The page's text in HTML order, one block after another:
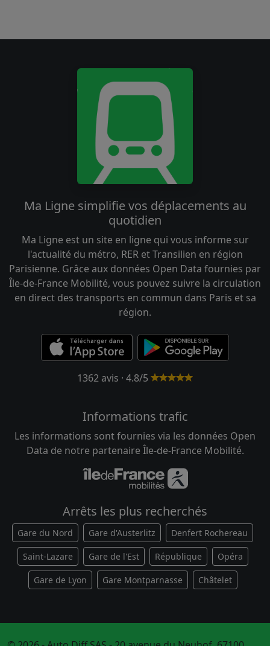
Ma Ligne simplifie vos déplacements au
quotidien
Ma Ligne est un site en ligne qui vous informe sur
l'actualité du métro, RER et Transilien en région
Parisienne. Grâce aux données Open Data fournies par
Île-de-France Mobilité, vous pouvez suivre la circulation
en direct des transports en commun dans Paris et sa
région.
1362 avis · 4.8/5
Informations trafic
Les informations sont fournies via les données Open
Data de notre partenaire Île-de-France Mobilité.
Arrêts les plus recherchés
Gare du Nord Gare d'Austerlitz Denfert Rochereau
Saint-Lazare Gare de l'Est République Opéra
Gare de Lyon Gare Montparnasse Châtelet